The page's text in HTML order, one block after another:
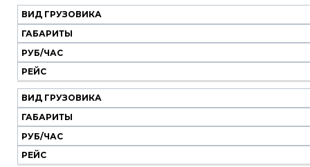
Наш
транспорт
Вид
грузовика
Габариты
Руб/
час
Рейс
ВИД ГРУЗОВИКА
ГАБАРИТЫ
РУБ/ЧАС
РЕЙС
ВИД ГРУЗОВИКА
ГАБАРИТЫ
РУБ/ЧАС
РЕЙС